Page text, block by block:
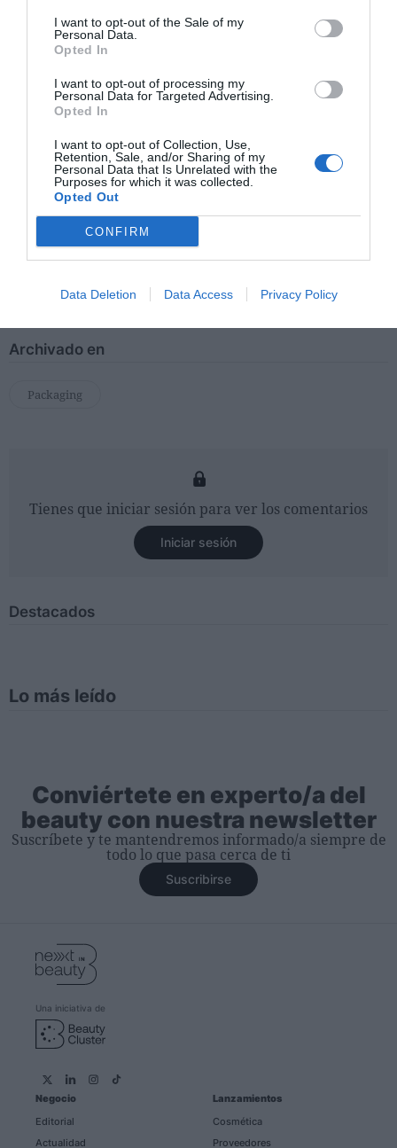
I want to opt-out of the Sale of my
Personal Data.
Opted In
I want to opt-out of processing my
Personal Data for Targeted Advertising.
Opted In
I want to opt-out of Collection, Use,
Retention, Sale, and/or Sharing of my
Personal Data that Is Unrelated with the
Purposes for which it was collected.
Opted Out
CONFIRM
Data Deletion Data Access Privacy Policy
contenido PCR, lo que lo convierte en una opción
práctica y sostenible para las marcas de cosmética
Simply Top Tottle:
un 48% de contenido PCR es ideal para una amplia
gama de productos para el cuidado de la piel y
fórmulas de maquillaje. Flexible y divertido, puede
utilizarse boca arriba o boca abajo.
Flat Head Round Tube:disponible en tres tamaños,
hasta un 19% de contenido PCR.
Archivado en
Packaging
Tienes que iniciar sesión para ver los comentarios
Iniciar sesión
Destacados
Lo más leído
Conviértete en experto/a del
beauty con nuestra newsletter
Suscríbete y te mantendremos informado/a siempre de
todo lo que pasa cerca de ti
Suscribirse
Una iniciativa de
Negocio
Editorial
Actualidad
Lanzamientos
Cosmética
Proveedores